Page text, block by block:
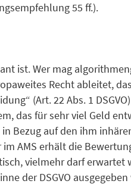
55 ff.).
ist. Wer mag
Recht ableitet,
(Art. 22 Abs. 1
das für sehr viel Geld
Bezug auf den ihm
AMS erhält die
vielmehr darf erwartet
der DSGVO